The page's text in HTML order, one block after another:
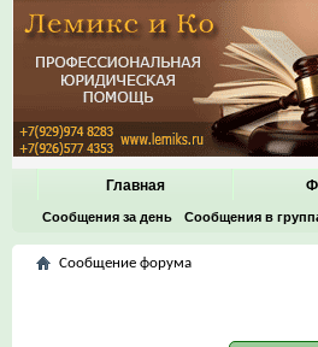
Главная
Сообщения за день Сообщения в
Сообщение форума